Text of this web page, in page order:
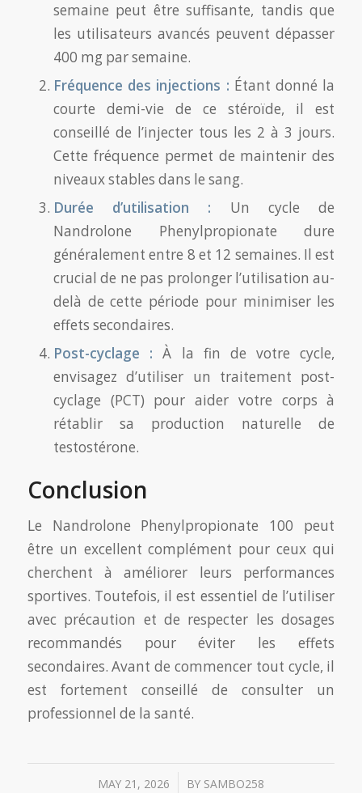
semaine peut être suffisante, tandis que
les utilisateurs avancés peuvent dépasser
400 mg par semaine.
Fréquence des injections : Étant donné la
courte demi-vie de ce stéroïde, il est
conseillé de l’injecter tous les 2 à 3 jours.
Cette fréquence permet de maintenir des
niveaux stables dans le sang.
Durée d’utilisation : Un cycle de
Nandrolone Phenylpropionate dure
généralement entre 8 et 12 semaines. Il est
crucial de ne pas prolonger l’utilisation au-
delà de cette période pour minimiser les
effets secondaires.
Post-cyclage : À la fin de votre cycle,
envisagez d’utiliser un traitement post-
cyclage (PCT) pour aider votre corps à
rétablir sa production naturelle de
testostérone.
Conclusion
Le Nandrolone Phenylpropionate 100 peut
être un excellent complément pour ceux qui
cherchent à améliorer leurs performances
sportives. Toutefois, il est essentiel de l’utiliser
avec précaution et de respecter les dosages
recommandés pour éviter les effets
secondaires. Avant de commencer tout cycle, il
est fortement conseillé de consulter un
professionnel de la santé.
MAY 21, 2026
/ BY SAMBO258